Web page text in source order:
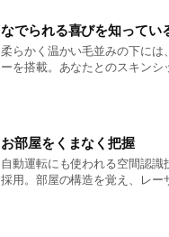
なでられる喜びを知ってい
柔らかく温かい毛並みの下には
ーを搭載。あなたとのスキンシ
お部屋をくまなく把握
自動運転にも使われる空間認識
採用。部屋の構造を覚え、レー